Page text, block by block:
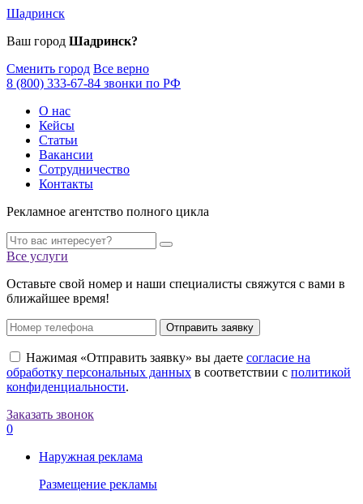
Шадринск
Ваш город Шадринск?
Сменить город Все верно
8 (800) 333-67-84 звонки по РФ
О нас
Кейсы
Статьи
Вакансии
Сотрудничество
Контакты
Рекламное агентство полного цикла
Все услуги
Оставьте свой номер и наши специалисты свяжутся с вами в
ближайшее время!
Отправить заявку
Нажимая «Отправить заявку» вы даете согласие на
обработку персональных данных в соответствии с политикой
конфиденциальности.
Заказать звонок
0
Наружная реклама
Размещение рекламы